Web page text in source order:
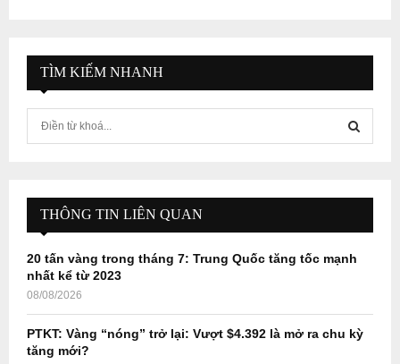
TÌM KIẾM NHANH
f
r
E
A
H
THÔNG TIN LIÊN QUAN
20 tấn vàng trong tháng 7: Trung Quốc tăng tốc mạnh
nhất kể từ 2023
08/08/2026
PTKT: Vàng “nóng” trở lại: Vượt $4.392 là mở ra chu kỳ
tăng mới?